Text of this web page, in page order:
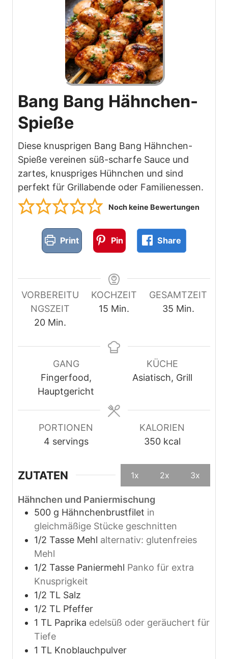
Bang Bang Hähnchen-
Spieße
Diese knusprigen Bang Bang Hähnchen-
Spieße vereinen süß-scharfe Sauce und
zartes, knuspriges Hühnchen und sind
perfekt für Grillabende oder Familienessen.
Noch keine Bewertungen
Print Pin Share
VORBEREITU
NGSZEIT
20M
n
t
e
Min.
KOCHZEIT
15 M
u
Min.
GESAMTZEIT
35M
u
t
e
Min.
GANG
Fingerfood,
Hauptgericht
KÜCHE
Asiatisch, Grill
PORTIONEN
4 servings
KALORIEN
350 kcal
ZUTATEN 1x 2x 3x
Hähnchen und Paniermischung
500 g Hähnchenbrustfilet in
gleichmäßige Stücke geschnitten
1/2 Tasse Mehl alternativ: glutenfreies
Mehl
1/2 Tasse Paniermehl Panko für extra
Knusprigkeit
1/2 TL Salz
1/2 TL Pfeffer
1 TL Paprika edelsüß oder geräuchert für
Tiefe
1 TL Knoblauchpulver